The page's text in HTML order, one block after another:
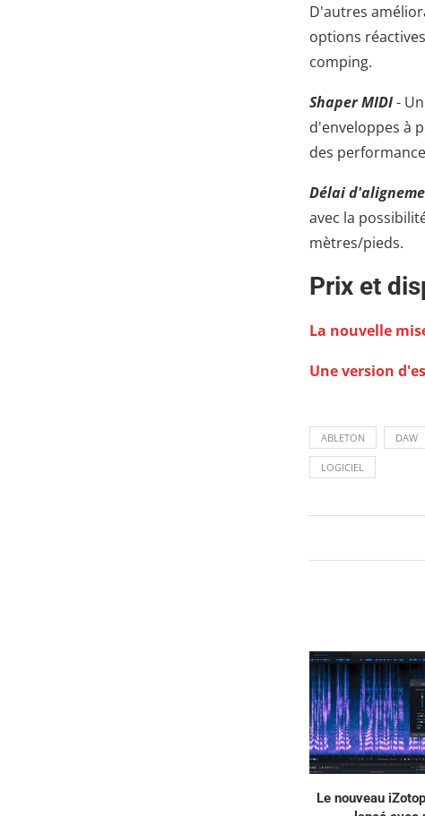
D'autres
options
comping.
Shaper MIDI-
d'enveloppes à
des
Délai
avec la
mètres/pieds.
Prix et
La nouvelle
Une version
ABLETON DAW
LOGICIEL
Le nouveau